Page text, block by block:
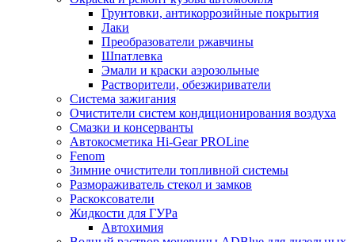
Грунтовки, антикоррозийные покрытия
Лаки
Преобразователи ржавчины
Шпатлевка
Эмали и краски аэрозольные
Растворители, обезжириватели
Система зажигания
Очистители систем кондиционирования воздуха
Смазки и консерванты
Автокосметика Hi-Gear PROLine
Fenom
Зимние очистители топливной системы
Размораживатель стекол и замков
Раскоксователи
Жидкости для ГУРа
Автохимия